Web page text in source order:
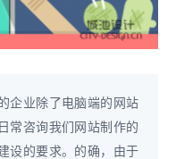
企业除了电脑端的网站
常咨询我们网站制作的
设的要求。的确，由于